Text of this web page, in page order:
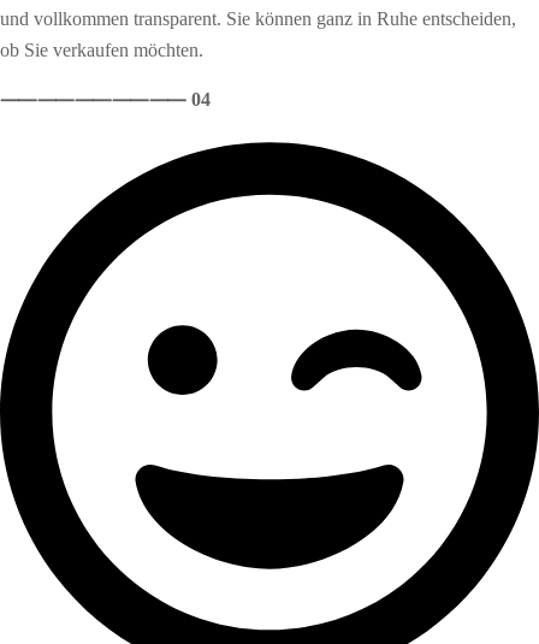
und vollkommen transparent. Sie können ganz in Ruhe entscheiden,
ob Sie verkaufen möchten.
⸺⸺⸺⸺⸺ 04